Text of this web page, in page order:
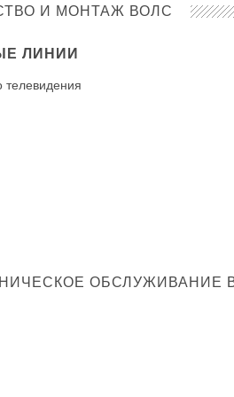
И МОНТАЖ ВОЛС
ЛИНИИ
телевидения
ОБСЛУЖИВАНИЕ